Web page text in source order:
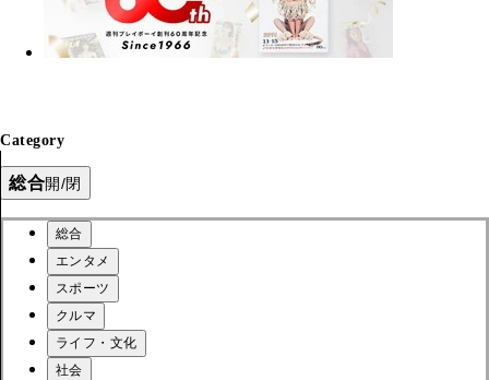
Category
総合開/閉
総合
エンタメ
スポーツ
クルマ
ライフ・文化
社会